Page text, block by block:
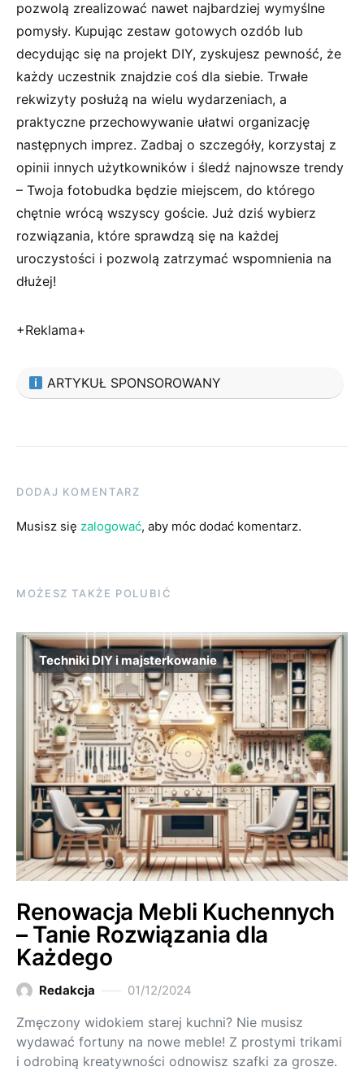
pozwolą zrealizować nawet najbardziej wymyślne
pomysły. Kupując zestaw gotowych ozdób lub
decydując się na projekt DIY, zyskujesz pewność, że
każdy uczestnik znajdzie coś dla siebie. Trwałe
rekwizyty posłużą na wielu wydarzeniach, a
praktyczne przechowywanie ułatwi organizację
następnych imprez. Zadbaj o szczegóły, korzystaj z
opinii innych użytkowników i śledź najnowsze trendy
– Twoja fotobudka będzie miejscem, do którego
chętnie wrócą wszyscy goście. Już dziś wybierz
rozwiązania, które sprawdzą się na każdej
uroczystości i pozwolą zatrzymać wspomnienia na
dłużej!
+Reklama+
ARTYKUŁ SPONSOROWANY
DODAJ KOMENTARZ
Musisz się zalogować, aby móc dodać komentarz.
MOŻESZ TAKŻE POLUBIĆ
Techniki DIY i majsterkowanie
Renowacja Mebli Kuchennych
– Tanie Rozwiązania dla
Każdego
Redakcja 01/12/2024
Zmęczony widokiem starej kuchni? Nie musisz
wydawać fortuny na nowe meble! Z prostymi trikami
i odrobiną kreatywności odnowisz szafki za grosze.